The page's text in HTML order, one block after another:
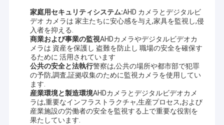
内視鏡のカメラ モジュール
二重レンズのカメラ モジュール
顔認識のカメラ モジュール
ラップトップのウェブ画像 モジュール
1MPカメラ モジュール
2MPカメラ モジュール
家庭用セキュリティシステム:AHD カメラとデジタルビ
デオ カメラは 家主たちに安心感を与え,家具を監視し,侵
入者を抑える.
商業および事業の監視AHDカメラやデジタルビデオカ
メラは 資産を保護し 盗難を防止し 職場の安全を確保す
るために 活用されています
公共の安全と法執行警察は,公共の場所や都市部で犯罪
の予防,調査,証拠収集のために監視カメラを使用してい
ます.
産業環境と製造環境AHDカメラとデジタルビデオカメ
ラは,重要なインフラストラクチャ,生産プロセス,および
産業施設の労働者の安全を監視する上で重要な役割を
果たしています.